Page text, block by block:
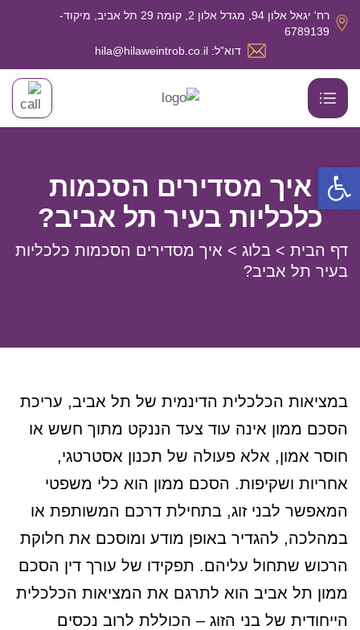
רח' יגאל אלון 94, מגדל אלון 2, קומה 29 תל אביב, מיקוד-
6789139
דוא”ל: hila@hilaweintrob.co.il
איך מסדירים הסכמות
כלכליות בעיר תל אביב?
דף הבית > בלוג > איך מסדירים הסכמות כלכליות
בעיר תל אביב?
במציאות הכלכלית הדינמית של תל אביב, עריכת
הסכם ממון אינה עוד צעד הננקט מתוך חשש או
חוסר אמון, אלא פעולה של תכנון אסטרטגי,
אחריות ושקיפות. הסכם ממון הוא כלי משפטי
המאפשר לבני זוג, בתחילת דרכם המשותפת או
במהלכה, להגדיר באופן מודע ומוסכם את חלוקת
הרכוש שתחול עליהם. תפקידו של עורך דין הסכם
ממון תל אביב הוא לתרגם את המציאות הכלכלית
הייחודית של בני הזוג – הכוללת לרוב נכסים
פתח סרגל נגישות